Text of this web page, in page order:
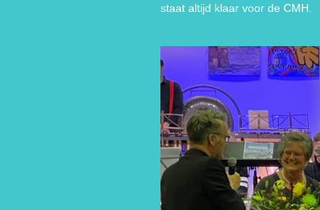
staat altijd klaar voor de CMH.